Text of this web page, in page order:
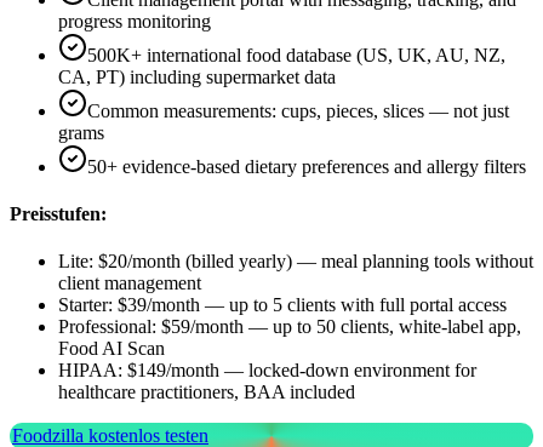
progress monitoring
500K+ international food database (US, UK, AU, NZ,
CA, PT) including supermarket data
Common measurements: cups, pieces, slices — not just
grams
50+ evidence-based dietary preferences and allergy filters
Preisstufen:
Lite: $20/month (billed yearly) — meal planning tools without
client management
Starter: $39/month — up to 5 clients with full portal access
Professional: $59/month — up to 50 clients, white-label app,
Food AI Scan
HIPAA: $149/month — locked-down environment for
healthcare practitioners, BAA included
Foodzilla kostenlos testen